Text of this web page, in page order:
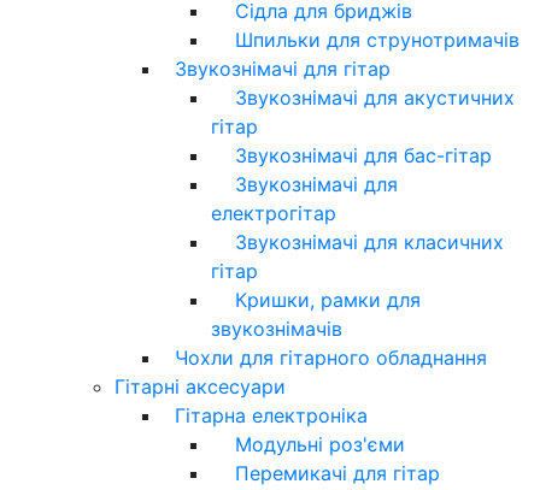
Сідла для бриджів
Шпильки для струнотримачів
Звукознімачі для гітар
Звукознімачі для акустичних
гітар
Звукознімачі для бас-гітар
Звукознімачі для
електрогітар
Звукознімачі для класичних
гітар
Кришки, рамки для
звукознімачів
Чохли для гітарного обладнання
Гітарні аксесуари
Гітарна електроніка
Модульні роз'єми
Перемикачі для гітар